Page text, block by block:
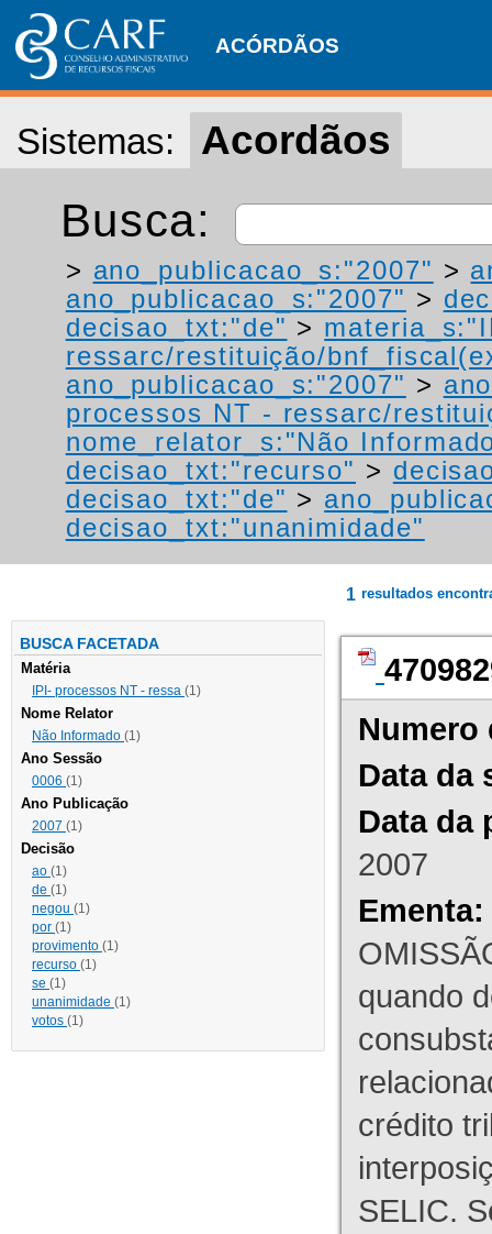
ACÓRDÃOS
Sistemas: Acordãos
Busca:
> ano_publicacao_s:"2007" >
ano_publicacao_s:"2007" >
decisao_txt:"de" >
ressarc/restituição/
ano_publicacao_s:"2007" >
processos NT - ressarc/
nome_relator_s:"Não
decisao_txt:"recurso" >
decisao_txt:"de" >
decisao_txt:"unanimidade"
BUSCA FACETADA
Matéria
IPI- processos NT - ressa (1)
Nome Relator
Não Informado (1)
Ano Sessão
0006 (1)
Ano Publicação
2007 (1)
Decisão
ao (1)
de (1)
negou (1)
por (1)
provimento (1)
recurso (1)
se (1)
unanimidade (1)
votos (1)
1 resultados
Numero
Data da
Data da
2007
Ementa:
quando
crédito
SELIC.